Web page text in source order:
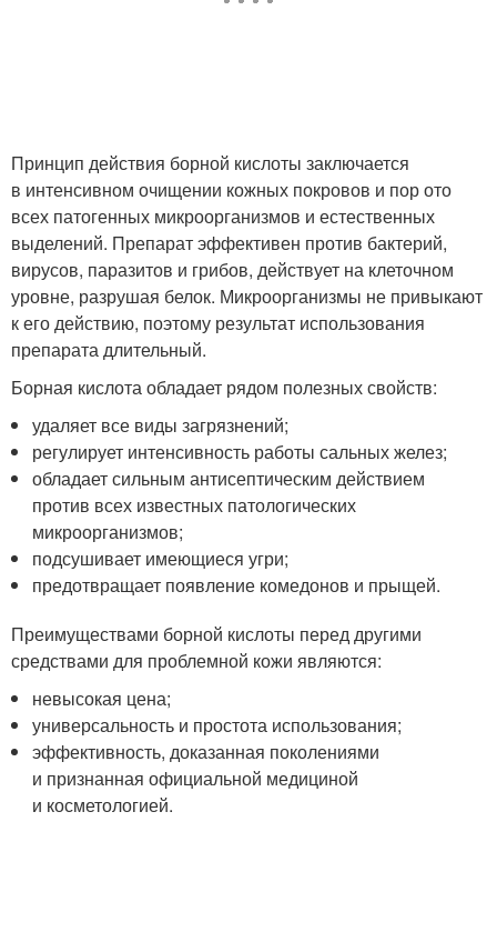
Принцип действия борной кислоты заключается
в интенсивном очищении кожных покровов и пор ото
всех патогенных микроорганизмов и естественных
выделений. Препарат эффективен против бактерий,
вирусов, паразитов и грибов, действует на клеточном
уровне, разрушая белок. Микроорганизмы не привыкают
к его действию, поэтому результат использования
препарата длительный.
Борная кислота обладает рядом полезных свойств:
удаляет все виды загрязнений;
регулирует интенсивность работы сальных желез;
обладает сильным антисептическим действием
против всех известных патологических
микроорганизмов;
подсушивает имеющиеся угри;
предотвращает появление комедонов и прыщей.
Преимуществами борной кислоты перед другими
средствами для проблемной кожи являются:
невысокая цена;
универсальность и простота использования;
эффективность, доказанная поколениями
и признанная официальной медициной
и косметологией.